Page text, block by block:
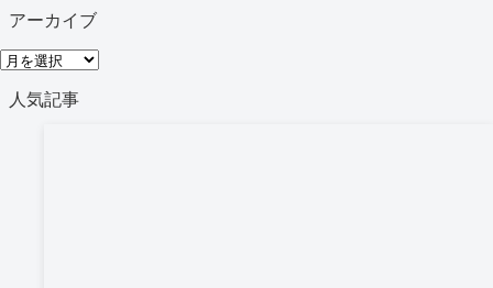
テ
リ
ー
アーカイブ
ア
人気記事